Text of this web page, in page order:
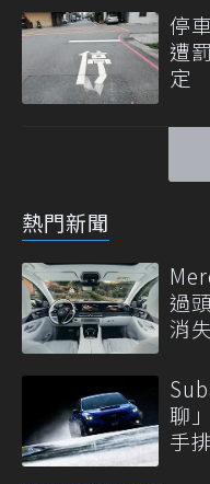
停
遭
定
熱門新聞
過
消失
聊
手